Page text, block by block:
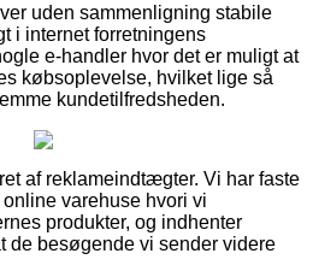
uden sammenligning stabile
i internet forretningens
e-handler hvor det er muligt at
købsoplevelse, hvilket lige så
kundetilfredsheden.
af reklameindtægter. Vi har faste
varehuse hvori vi
produkter, og indhenter
de besøgende vi sender videre